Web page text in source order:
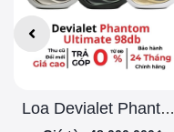
Loa Devialet Phantom Ultimate 98db